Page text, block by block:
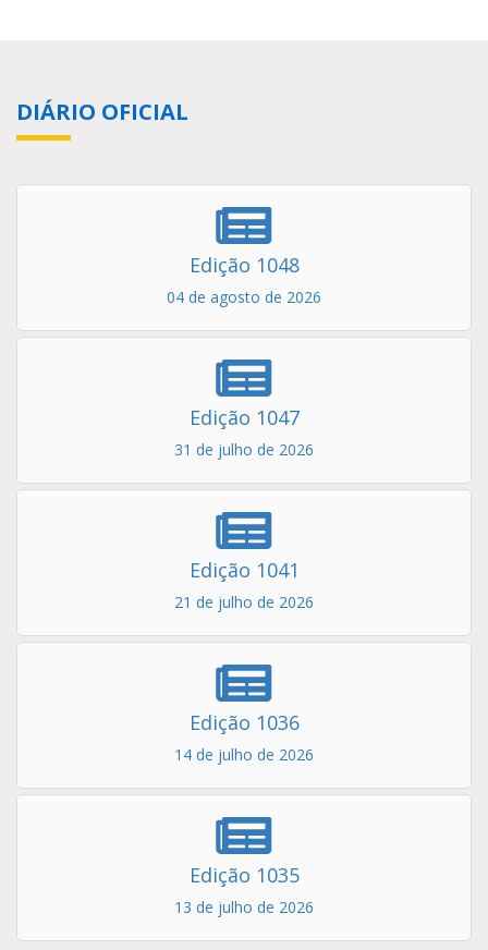
DIÁRIO OFICIAL
Edição 1048
04 de agosto de 2026
Edição 1047
31 de julho de 2026
Edição 1041
21 de julho de 2026
Edição 1036
14 de julho de 2026
Edição 1035
13 de julho de 2026